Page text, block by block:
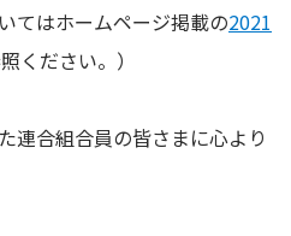
てはホームページ掲載の2021
ください。）
連合組合員の皆さまに心より